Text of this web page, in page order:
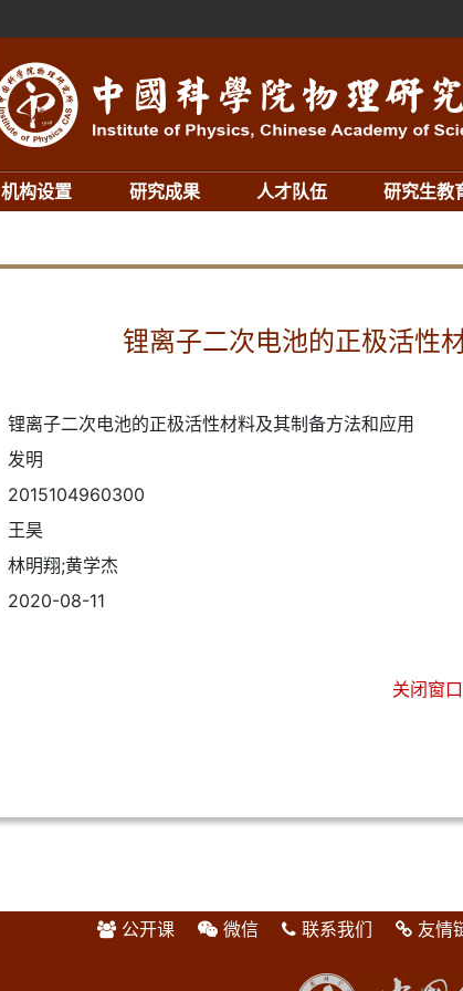
机构设置 研究成果 人才队伍 研究生教
锂离子二次电池的正极活性
锂离子二次电池的正极活性材料及其制备方法和应用
发明
2015104960300
王昊
林明翔;黄学杰
2020-08-11
关闭窗口
公开课 微信 联系我们 友情